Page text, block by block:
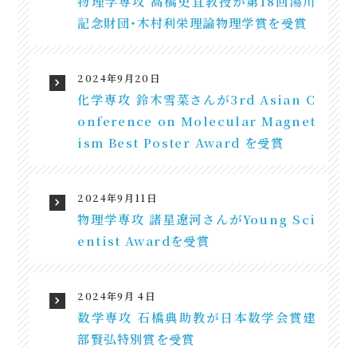
記念財団・木村利栄理論物理学賞を受賞
2024年9月20日
化学専攻 鈴木雪菜さんが3rd Asian C
onference on Molecular Magnet
ism Best Poster Award を受賞
2024年9月11日
物理学専攻 諸星遼河さんがYoung Sci
entist Awardを受賞
2024年9月 4日
数学専攻 石橋典助教が日本数学会賞建
部賢弘特別賞を受賞